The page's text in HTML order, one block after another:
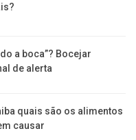
a boca”? Bocejar
de alerta
quais são os alimentos
causar